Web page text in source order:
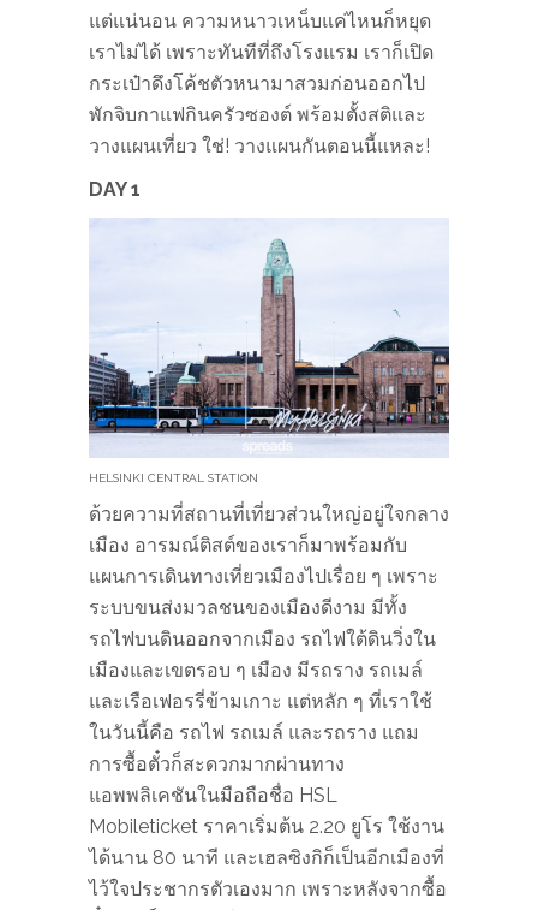
แต่แน่นอน ความหนาวเหน็บแค่ไหนก็หยุด
เราไม่ได้ เพราะทันทีที่ถึงโรงแรม เราก็เปิด
กระเป๋าดึงโค้ชตัวหนามาสวมก่อนออกไป
พักจิบกาแฟกินครัวซองต์ พร้อมตั้งสติและ
วางแผนเที่ยว ใช่! วางแผนกันตอนนี้แหละ!
DAY 1
HELSINKI CENTRAL STATION
ด้วยความที่สถานที่เที่ยวส่วนใหญ่อยู่ใจกลาง
เมือง อารมณ์ติสต์ของเราก็มาพร้อมกับ
แผนการเดินทางเที่ยวเมืองไปเรื่อย ๆ เพราะ
ระบบขนส่งมวลชนของเมืองดีงาม มีทั้ง
รถไฟบนดินออกจากเมือง รถไฟใต้ดินวิ่งใน
เมืองและเขตรอบ ๆ เมือง มีรถราง รถเมล์
และเรือเฟอรรี่ข้ามเกาะ​ แต่หลัก ๆ ที่เราใช้
ในวันนี้คือ รถไฟ รถเมล์ และรถราง แถม
การซื้อตั๋วก็สะดวกมากผ่านทาง
แอพพลิเคชันในมือถือชื่อ HSL
Mobileticket ราคาเริ่มต้น 2.20 ยูโร ​ใช้งาน
ได้นาน 80 นาที และเฮลซิงกิก็เป็นอีกเมืองที่
ไว้ใจประชากรตัวเองมาก เพราะหลังจากซื้อ